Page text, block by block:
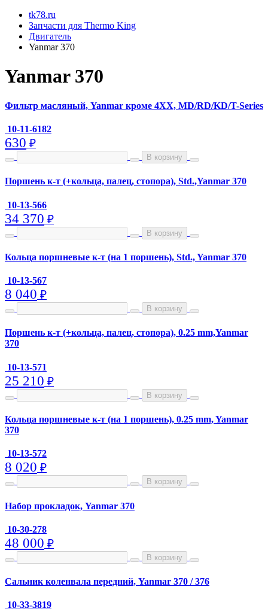
tk78.ru
Запчасти для Thermo King
Двигатель
Yanmar 370
Yanmar 370
Фильтр масляный, Yanmar кроме 4XX, MD/RD/KD/T-Series
10-11-6182
630 ₽
В корзину
Поршень к-т (+кольца, палец, стопора), Std.,Yanmar 370
10-13-566
34 370 ₽
В корзину
Кольца поршневые к-т (на 1 поршень), Std., Yanmar 370
10-13-567
8 040 ₽
В корзину
Поршень к-т (+кольца, палец, стопора), 0.25 mm,Yanmar
370
10-13-571
25 210 ₽
В корзину
Кольца поршневые к-т (на 1 поршень), 0.25 mm, Yanmar
370
10-13-572
8 020 ₽
В корзину
Набор прокладок, Yanmar 370
10-30-278
48 000 ₽
В корзину
Сальник коленвала передний, Yanmar 370 / 376
10-33-3819